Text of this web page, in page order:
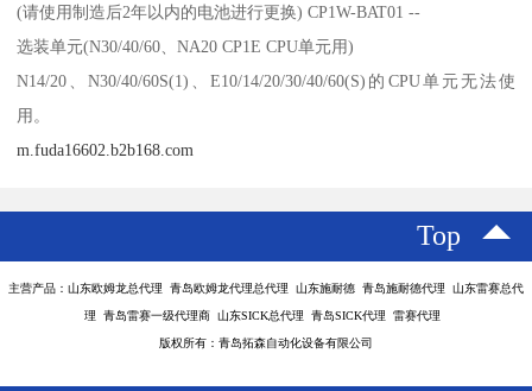
(请使用制造后2年以内的电池进行更换) CP1W-BAT01 --
选装单元(N30/40/60、NA20 CP1E CPU单元用)
N14/20、N30/40/60S(1)、E10/14/20/30/40/60(S)的CPU单元无法使
用。
m.fuda16602.b2b168.com
Top
主营产品：山东欧姆龙总代理 青岛欧姆龙代理总代理 山东施耐德 青岛施耐德代理 山东雷赛总代
理 青岛雷赛一级代理商 山东SICK总代理 青岛SICK代理 雷赛代理
版权所有：青岛拓森自动化设备有限公司